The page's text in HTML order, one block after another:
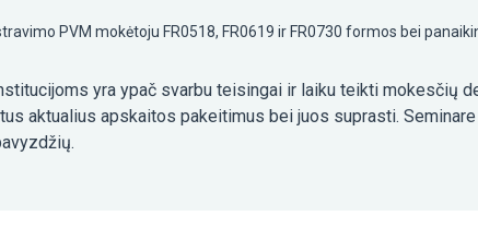
PVM mokėtoju FR0518, FR0619 ir FR0730 formos bei
yra ypač svarbu teisingai ir laiku teikti mokesčių
aktualius apskaitos pakeitimus bei juos suprasti.